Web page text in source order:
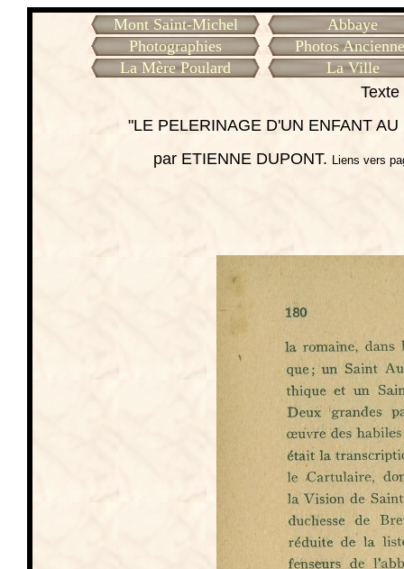
Mont Saint-Michel
Abbaye
Photographies
Photos
La Mère Poulard
La Ville
"LE PELERINAGE D'UN ENFANT
par ETIENNE DUPONT. Liens vers